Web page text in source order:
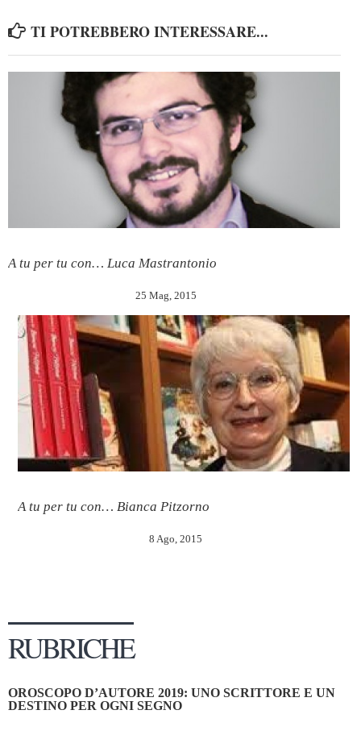
TI POTREBBERO INTERESSARE...
A tu per tu con… Luca Mastrantonio
25 Mag, 2015
A tu per tu con… Bianca Pitzorno
8 Ago, 2015
RUBRICHE
OROSCOPO D’AUTORE 2019: UNO SCRITTORE E UN
DESTINO PER OGNI SEGNO